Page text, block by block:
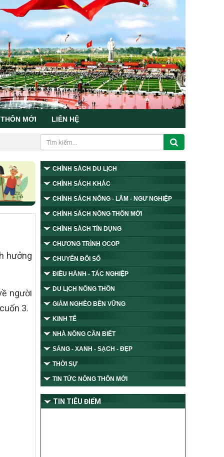
MỚI LIÊN HỆ
hưởng
người
3.
CHÍNH SÁCH DU LỊCH
CHÍNH SÁCH KHÁC
CHÍNH SÁCH NÔNG - LÂM - NGƯ NGHIỆP
CHÍNH SÁCH NÔNG THÔN MỚI
CHÍNH SÁCH TÍN DỤNG
CHƯƠNG TRÌNH OCOP
CHUYỂN ĐỔI SỐ
ĐIỀU HÀNH - TÁC NGHIỆP
DU LỊCH NÔNG THÔN
GIẢM NGHÈO BỀN VỮNG
KINH TẾ
NHÀ NÔNG CẦN BIẾT
SÁNG - XANH - SẠCH - ĐẸP
THỜI SỰ
TIN TỨC NÔNG THÔN MỚI
TIN TIÊU ĐIỂM